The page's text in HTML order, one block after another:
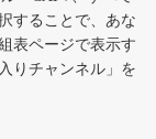
することで、あな
表ページで表示す
りチャンネル」を